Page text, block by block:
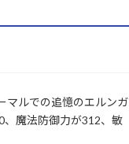
マルでの追憶のエルンガ
魔法防御力が312、敏